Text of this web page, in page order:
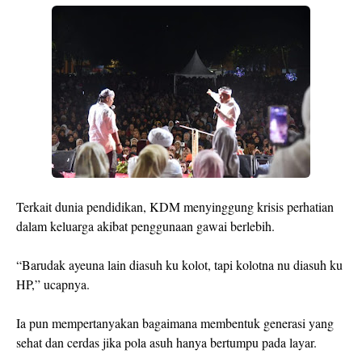
Terkait dunia pendidikan, KDM menyinggung krisis perhatian
dalam keluarga akibat penggunaan gawai berlebih.
“Barudak ayeuna lain diasuh ku kolot, tapi kolotna nu diasuh ku
HP,” ucapnya.
Ia pun mempertanyakan bagaimana membentuk generasi yang
sehat dan cerdas jika pola asuh hanya bertumpu pada layar.